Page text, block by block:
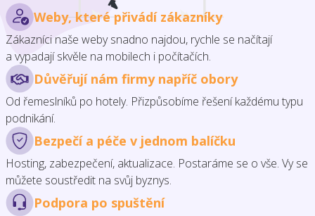
Weby, které přivádí zákazníky
Zákazníci naše weby snadno najdou, rychle se načítají
a vypadají skvěle na mobilech i počítačích.
Důvěřují nám firmy napříč obory
Od řemeslníků po hotely. Přizpůsobíme řešení každému typu
podnikání.
Bezpečí a péče v jednom balíčku
Hosting, zabezpečení, aktualizace. Postaráme se o vše. Vy se
můžete soustředit na svůj byznys.
Podpora po spuštění